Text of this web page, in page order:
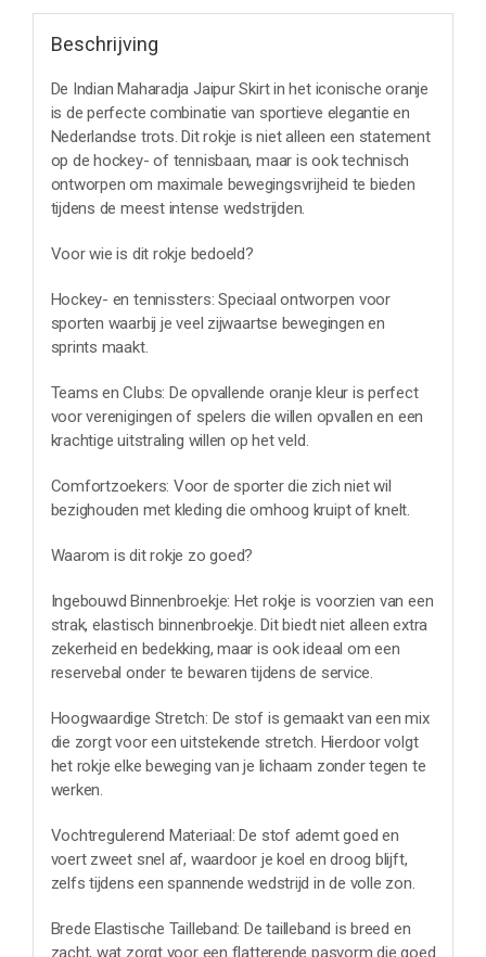
Beschrijving
De Indian Maharadja Jaipur Skirt in het iconische oranje
is de perfecte combinatie van sportieve elegantie en
Nederlandse trots. Dit rokje is niet alleen een statement
op de hockey- of tennisbaan, maar is ook technisch
ontworpen om maximale bewegingsvrijheid te bieden
tijdens de meest intense wedstrijden.
Voor wie is dit rokje bedoeld?
Hockey- en tennissters: Speciaal ontworpen voor
sporten waarbij je veel zijwaartse bewegingen en
sprints maakt.
Teams en Clubs: De opvallende oranje kleur is perfect
voor verenigingen of spelers die willen opvallen en een
krachtige uitstraling willen op het veld.
Comfortzoekers: Voor de sporter die zich niet wil
bezighouden met kleding die omhoog kruipt of knelt.
Waarom is dit rokje zo goed?
Ingebouwd Binnenbroekje: Het rokje is voorzien van een
strak, elastisch binnenbroekje. Dit biedt niet alleen extra
zekerheid en bedekking, maar is ook ideaal om een
reservebal onder te bewaren tijdens de service.
Hoogwaardige Stretch: De stof is gemaakt van een mix
die zorgt voor een uitstekende stretch. Hierdoor volgt
het rokje elke beweging van je lichaam zonder tegen te
werken.
Vochtregulerend Materiaal: De stof ademt goed en
voert zweet snel af, waardoor je koel en droog blijft,
zelfs tijdens een spannende wedstrijd in de volle zon.
Brede Elastische Tailleband: De tailleband is breed en
zacht, wat zorgt voor een flatterende pasvorm die goed